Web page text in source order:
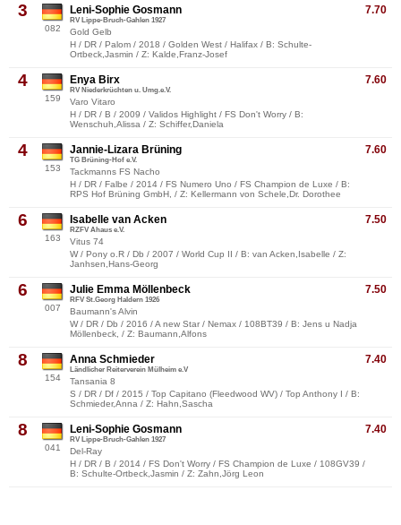
3
082
7.70
Leni-Sophie Gosmann
RV Lippe-Bruch-Gahlen 1927
Gold Gelb
H / DR / Palom / 2018 / Golden West / Halifax / B: Schulte-
Ortbeck,Jasmin / Z: Kalde,Franz-Josef
4
159
7.60
Enya Birx
RV Niederkrüchten u. Umg.e.V.
Varo Vitaro
H / DR / B / 2009 / Validos Highlight / FS Don't Worry / B:
Wenschuh,Alissa / Z: Schiffer,Daniela
4
153
7.60
Jannie-Lizara Brüning
TG Brüning-Hof e.V.
Tackmanns FS Nacho
H / DR / Falbe / 2014 / FS Numero Uno / FS Champion de Luxe / B:
RPS Hof Brüning GmbH, / Z: Kellermann von Schele,Dr. Dorothee
6
163
7.50
Isabelle van Acken
RZFV Ahaus e.V.
Vitus 74
W / Pony o.R / Db / 2007 / World Cup II / B: van Acken,Isabelle / Z:
Janhsen,Hans-Georg
6
007
7.50
Julie Emma Möllenbeck
RFV St.Georg Haldern 1926
Baumann's Alvin
W / DR / Db / 2016 / A new Star / Nemax / 108BT39 / B: Jens u Nadja
Möllenbeck, / Z: Baumann,Alfons
8
154
7.40
Anna Schmieder
Ländlicher Reiterverein Mülheim e.V
Tansania 8
S / DR / Df / 2015 / Top Capitano (Fleedwood WV) / Top Anthony I / B:
Schmieder,Anna / Z: Hahn,Sascha
8
041
7.40
Leni-Sophie Gosmann
RV Lippe-Bruch-Gahlen 1927
Del-Ray
H / DR / B / 2014 / FS Don't Worry / FS Champion de Luxe / 108GV39 /
B: Schulte-Ortbeck,Jasmin / Z: Zahn,Jörg Leon